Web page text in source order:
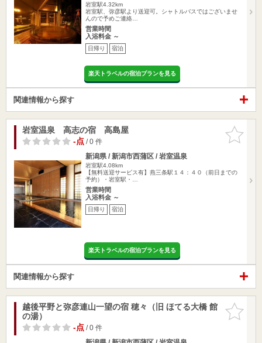
岩室駅4.32km
岩室駅、弥彦駅より送迎可。シャトルバスではございませ
んので予めご連絡…
営業時間
入浴料金 ～
日帰り 宿泊
楽天トラベルの宿泊プランを見る
関連情報から探す
お気に入
りに追加
岩室温泉 高志の宿 高島屋
-点/ 0 件
新潟県 / 新潟市西蒲区 / 岩室温泉
岩室駅4.08km
【無料送迎サービス有】燕三条駅１４：４０（前日までの
予約）・岩室駅・…
営業時間
入浴料金 ～
日帰り 宿泊
楽天トラベルの宿泊プランを見る
関連情報から探す
お気に入
りに追加
越後平野と弥彦連山一望の宿 穂々（旧 ほてる大橋 館
の湯）
-点/ 0 件